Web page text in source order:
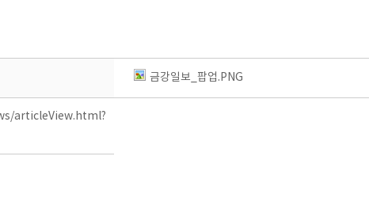
금강일보_팝업.PNG
articleView.html?